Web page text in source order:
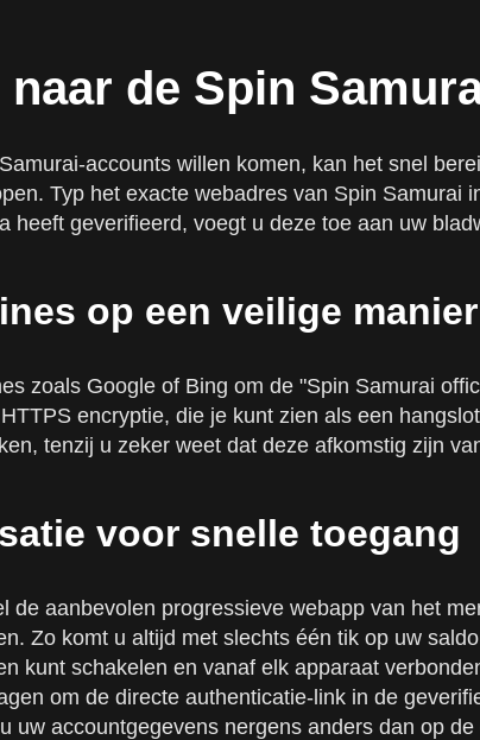
apparaten
binnenkomt
werk krijgen
ondersteuning voor inlogproblemen
krijgen
tijdens assistentie
naar de Spin
accounts willen komen, kan het snel
Typ het exacte webadres van Spin
heeft geverifieerd, voegt u deze toe aan uw
op een veilige
zoals Google of Bing om de "Spin Samurai
encryptie, die je kunt zien als een
tenzij u zeker weet dat deze afkomstig zijn
voor snelle toegang
de aanbevolen progressieve webapp van het
Zo komt u altijd met slechts één tik op uw
kunt schakelen en vanaf elk apparaat
om de directe authenticatie-link in de
uw accountgegevens nergens anders dan op